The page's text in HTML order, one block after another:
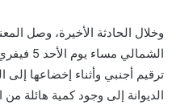
وخلال الحادثة الأخيرة، وصل
ترقيم أجنبي وأثناء إخضاعها
الديوانة إلى وجود كمية هائلة